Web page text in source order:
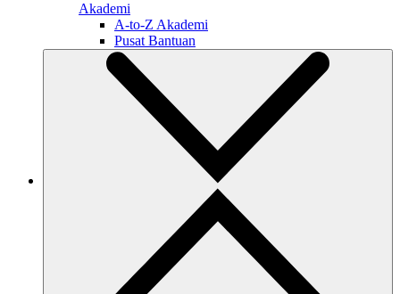
Akademi
A-to-Z Akademi
Pusat Bantuan